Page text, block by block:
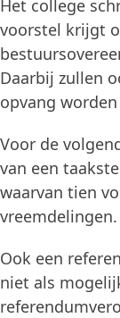
Het college
voorstel krijgt
Daarbij zullen
opvang
Voor de
van een
waarvan tien
vreemdelingen.
Ook een
niet als